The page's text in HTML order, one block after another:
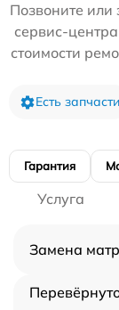
Позвоните
сервис-
стоимости
Есть запчасти
Гарантия
Услуга
Замена